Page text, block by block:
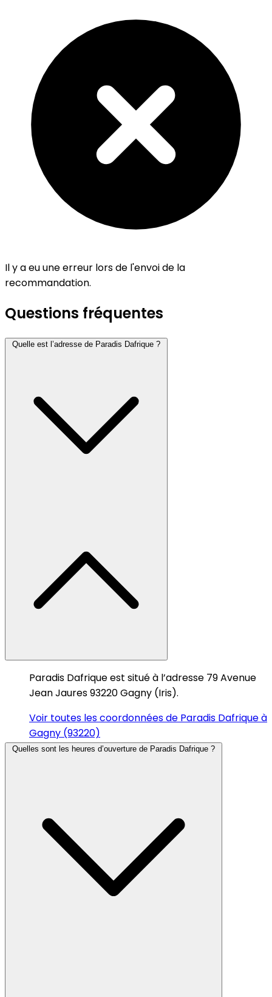
Il y a eu une erreur lors de l'envoi de la
recommandation.
Questions fréquentes
Quelle est l’adresse de Paradis Dafrique ?
Paradis Dafrique est situé à l’adresse 79 Avenue
Jean Jaures 93220 Gagny (Iris).
Voir toutes les coordonnées de Paradis Dafrique à
Gagny (93220)
Quelles sont les heures d’ouverture de Paradis Dafrique ?